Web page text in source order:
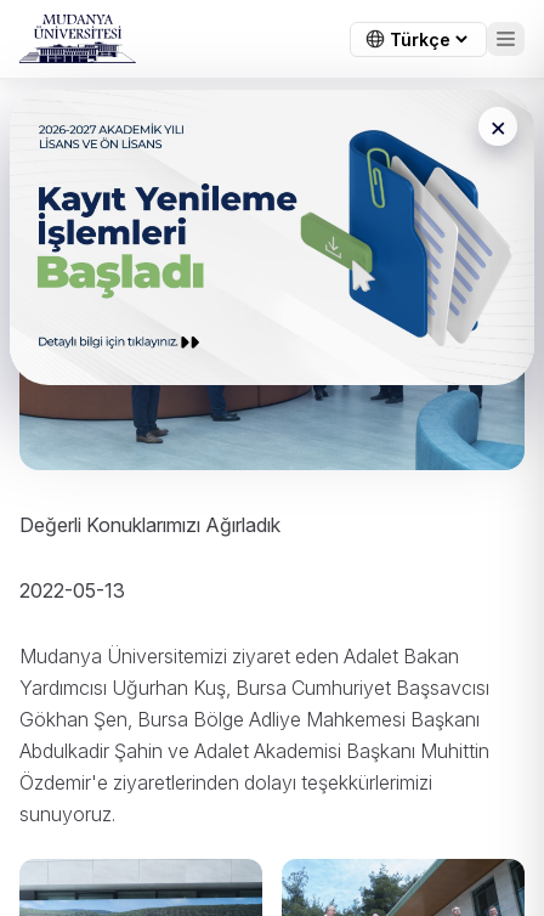
×
Değerli Konuklarımızı Ağırladık
Değerli Konuklarımızı Ağırladık
2022-05-13
Mudanya Üniversitemizi ziyaret eden Adalet Bakan
Yardımcısı Uğurhan Kuş, Bursa Cumhuriyet Başsavcısı
Gökhan Şen, Bursa Bölge Adliye Mahkemesi Başkanı
Abdulkadir Şahin ve Adalet Akademisi Başkanı Muhittin
Özdemir'e ziyaretlerinden dolayı teşekkürlerimizi
sunuyoruz.